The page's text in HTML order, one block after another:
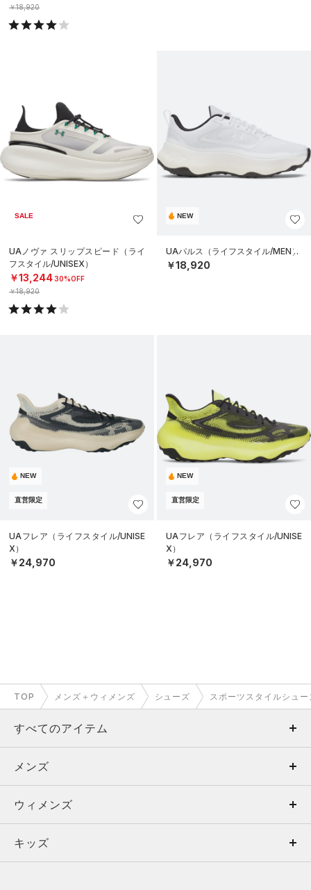
￥18,920
SALE
UAノヴァ スリップスピード（ライ
フスタイル/UNISEX）
￥13,24430%OFF
￥18,920
NEW
UAパルス（ライフスタイル/MEN）
￥18,920
NEW
直営限定
UAフレア（ライフスタイル/UNISE
X）
￥24,970
NEW
直営限定
UAフレア（ライフスタイル/UNISE
X）
￥24,970
TOP メンズ＋ウィメンズ シューズ スポーツスタイルシュー
すべてのアイテム
メンズ
ウィメンズ
キッズ
メンズ
トップス
ボトムス
ウィメンズ
トップス
キッズ